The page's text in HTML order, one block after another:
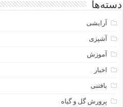
دسته‌ها
آرایشی
آشپزی
آموزش
اخبار
بافتنی
پرورش گل و گیاه